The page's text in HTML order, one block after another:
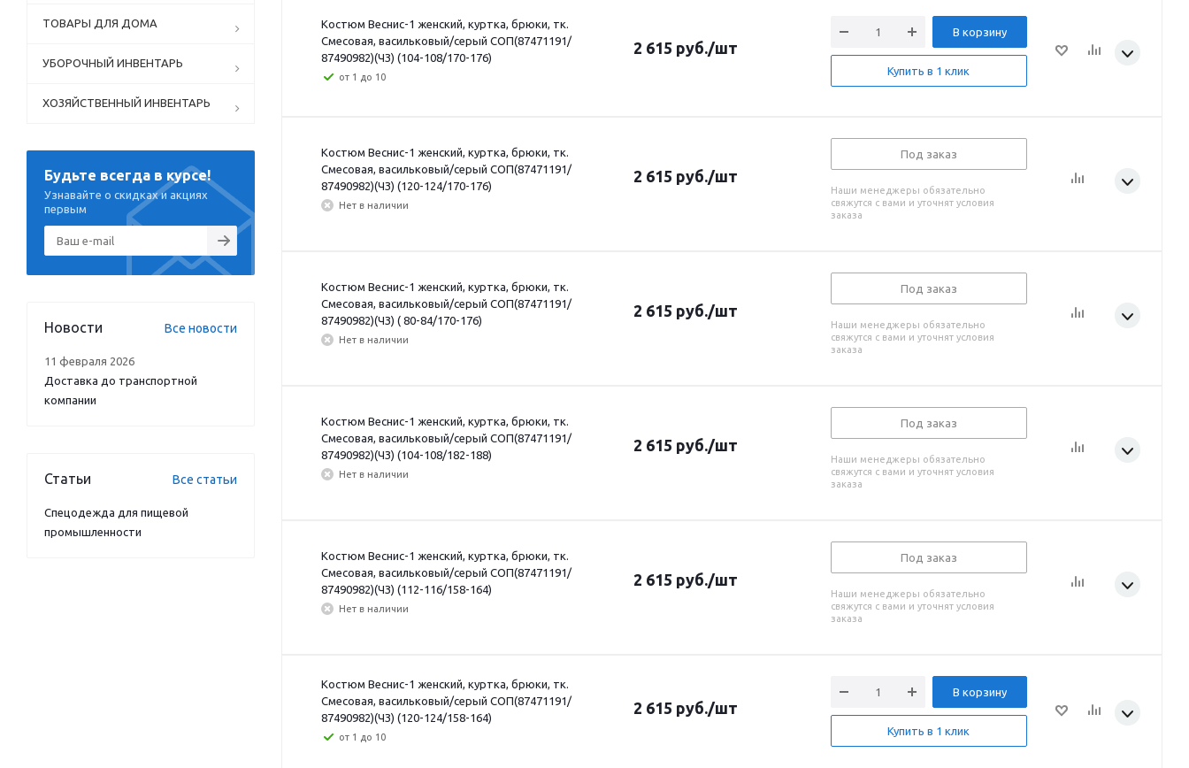
Костюм Веснис-1 женский, куртка, брюки, тк.
Смесовая, васильковый/серый СОП(87471191/
87490982)(ЧЗ) (104-108/170-176)
от 1 до 10
2 615 руб./шт
В корзину
Купить в 1 клик
Костюм Веснис-1 женский, куртка, брюки, тк.
Смесовая, васильковый/серый СОП(87471191/
87490982)(ЧЗ) (120-124/170-176)
Нет в наличии
2 615 руб./шт
Под заказ
Наши менеджеры обязательно
свяжутся с вами и уточнят условия
заказа
Костюм Веснис-1 женский, куртка, брюки, тк.
Смесовая, васильковый/серый СОП(87471191/
87490982)(ЧЗ) ( 80-84/170-176)
Нет в наличии
2 615 руб./шт
Под заказ
Наши менеджеры обязательно
свяжутся с вами и уточнят условия
заказа
Костюм Веснис-1 женский, куртка, брюки, тк.
Смесовая, васильковый/серый СОП(87471191/
87490982)(ЧЗ) (104-108/182-188)
Нет в наличии
2 615 руб./шт
Под заказ
Наши менеджеры обязательно
свяжутся с вами и уточнят условия
заказа
Костюм Веснис-1 женский, куртка, брюки, тк.
Смесовая, васильковый/серый СОП(87471191/
87490982)(ЧЗ) (112-116/158-164)
Нет в наличии
2 615 руб./шт
Под заказ
Наши менеджеры обязательно
свяжутся с вами и уточнят условия
заказа
Костюм Веснис-1 женский, куртка, брюки, тк.
Смесовая, васильковый/серый СОП(87471191/
87490982)(ЧЗ) (120-124/158-164)
от 1 до 10
2 615 руб./шт
В корзину
Купить в 1 клик
ТОВАРЫ ДЛЯ ДОМА
УБОРОЧНЫЙ ИНВЕНТАРЬ
ХОЗЯЙСТВЕННЫЙ ИНВЕНТАРЬ
Будьте всегда в курсе!
Узнавайте о скидках и акциях
первым
Новости Все новости
11 февраля 2026
Доставка до транспортной
компании
Статьи Все статьи
Спецодежда для пищевой
промышленности